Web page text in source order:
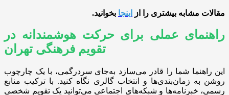
مقالات مشابه بیشتری را از اینجا بخوانید.
راهنمای عملی برای حرکت هوشمندانه در
تقویم فرهنگی تهران
این راهنما شما را قادر می‌سازد به‌جای سردرگمی، با یک چارچوب
روشن به زمان‌بندی‌ها و انتخاب گالری نگاه کنید. با ترکیب منابع
رسمی، خبرنامه‌ها و شبکه‌های اجتماعی می‌توانید یک تقویم شخصی